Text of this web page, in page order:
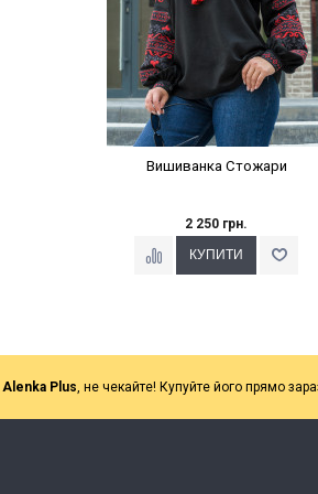
Вишиванка Стожари
2 250 грн.
Alenka Plus, не чекайте! Купуйте його прямо